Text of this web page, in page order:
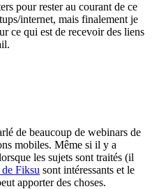
pour rester au courant de ce
internet, mais finalement je
ce qui est de recevoir des liens
de beaucoup de webinars de
mobiles. Même si il y a
les sujets sont traités (il
Fiksu sont intéressants et le
apporter des choses.